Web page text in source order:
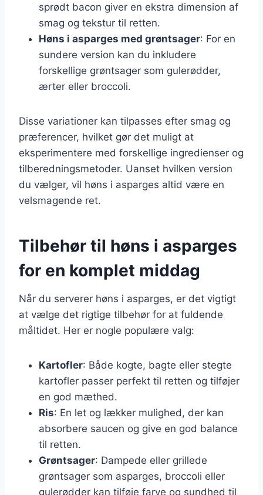
sprødt bacon giver en ekstra dimension af
smag og tekstur til retten.
Høns i asparges med grøntsager: For en
sundere version kan du inkludere
forskellige grøntsager som gulerødder,
ærter eller broccoli.
Disse variationer kan tilpasses efter smag og
præferencer, hvilket gør det muligt at
eksperimentere med forskellige ingredienser og
tilberedningsmetoder. Uanset hvilken version
du vælger, vil høns i asparges altid være en
velsmagende ret.
Tilbehør til høns i asparges
for en komplet middag
Når du serverer høns i asparges, er det vigtigt
at vælge det rigtige tilbehør for at fuldende
måltidet. Her er nogle populære valg:
Kartofler: Både kogte, bagte eller stegte
kartofler passer perfekt til retten og tilføjer
en god mæthed.
Ris: En let og lækker mulighed, der kan
absorbere saucen og give en god balance
til retten.
Grøntsager: Dampede eller grillede
grøntsager som asparges, broccoli eller
gulerødder kan tilføje farve og sundhed til